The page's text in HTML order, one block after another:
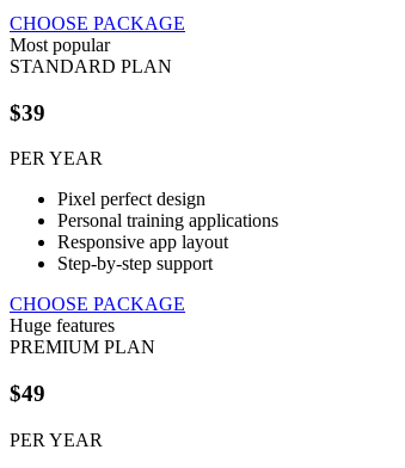
CHOOSE PACKAGE
Most popular
STANDARD PLAN
$39
PER YEAR
Pixel perfect design
Personal training applications
Responsive app layout
Step-by-step support
CHOOSE PACKAGE
Huge features
PREMIUM PLAN
$49
PER YEAR